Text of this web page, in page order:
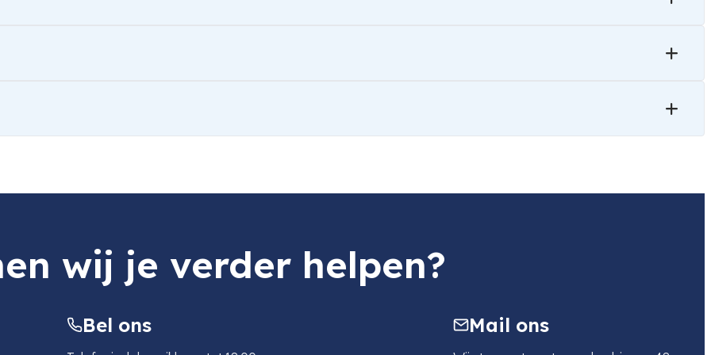
Kit For Sony Alpha 7...
wij je verder helpen?
Bel ons Mail ons